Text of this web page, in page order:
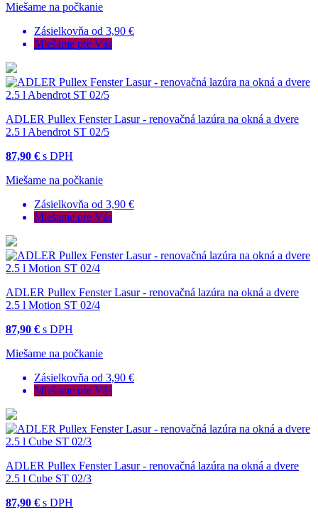
Miešame na počkanie
Zásielkovňa od 3,90 €
Miešame pre Vás
ADLER Pullex Fenster Lasur - renovačná lazúra na okná a dvere
2.5 l Abendrot ST 02/5
87,90 € s DPH
Miešame na počkanie
Zásielkovňa od 3,90 €
Miešame pre Vás
ADLER Pullex Fenster Lasur - renovačná lazúra na okná a dvere
2.5 l Motion ST 02/4
87,90 € s DPH
Miešame na počkanie
Zásielkovňa od 3,90 €
Miešame pre Vás
ADLER Pullex Fenster Lasur - renovačná lazúra na okná a dvere
2.5 l Cube ST 02/3
87,90 € s DPH